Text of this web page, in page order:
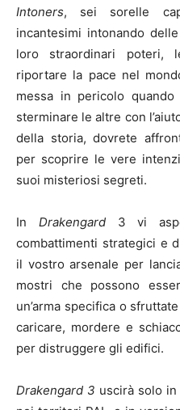
Intoners, sei sorelle
incantesimi intonando
loro straordinari poteri,
riportare la pace nel
messa in pericolo
sterminare le altre con
della storia, dovrete
per scoprire le vere
suoi misteriosi segreti.
In Drakengard 3 vi
combattimenti strategici e
il vostro arsenale per
mostri che possono
un’arma specifica o
caricare, mordere e
per distruggere gli edifici.
Drakengard 3 uscirà solo